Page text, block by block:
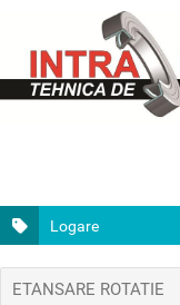
Logare
ETANSARE ROTATIE